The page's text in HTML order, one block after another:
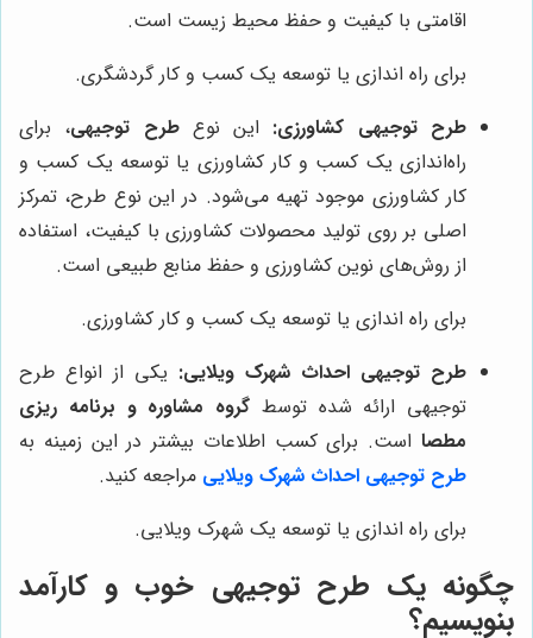
اقامتی با کیفیت و حفظ محیط زیست است.
برای راه اندازی یا توسعه یک کسب و کار گردشگری.
طرح توجیهی کشاورزی: این نوعطرح توجیهی، برای
راه‌اندازی یک کسب و کار کشاورزی یا توسعه یک کسب و
کار کشاورزی موجود تهیه می‌شود. در این نوع طرح، تمرکز
اصلی بر روی تولید محصولات کشاورزی با کیفیت، استفاده
از روش‌های نوین کشاورزی و حفظ منابع طبیعی است.
برای راه اندازی یا توسعه یک کسب و کار کشاورزی.
طرح توجیهی احداث شهرک ویلایی: یکی از انواع طرح
توجیهی ارائه شده توسط گروه مشاوره و برنامه ریزی
مطصا است. برای کسب اطلاعات بیشتر در این زمینه به
طرح توجیهی احداث شهرک ویلایی مراجعه کنید.
برای راه اندازی یا توسعه یک شهرک ویلایی.
چگونه یک طرح توجیهی خوب و کارآمد
بنویسیم؟